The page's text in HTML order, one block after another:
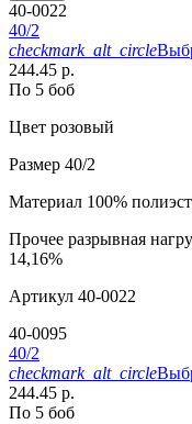
40-0022
40/2
checkmark_alt_circle
244.45 р.
По 5 боб
Цвет розовый
Размер 40/2
Материал 100%
Прочее разрывная
14,16%
Артикул 40-0022
40-0095
40/2
checkmark_alt_circle
244.45 р.
По 5 боб